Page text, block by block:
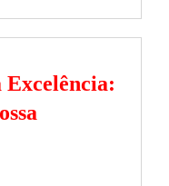
Excelência: